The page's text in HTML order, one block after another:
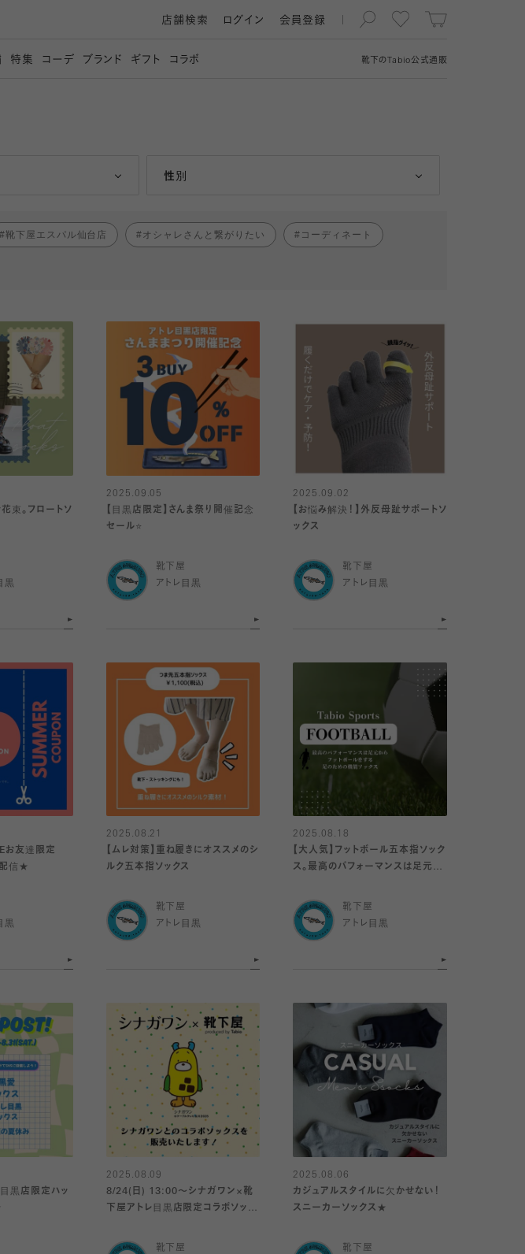
靴下の Tabio公式通販
店舗検索 ログイン 会員登録
特集 コーデ ブランド ギフト コラボ
性別
女性
靴下屋エスパル仙台店 オシャレさんと繋がりたい コーディネート
束。フロートソ
黒
2025.09.05
【目黒店限定】さんま祭り開催記念
セール⭐️
靴下屋
アトレ目黒
2025.09.02
【お悩み解決！】外反母趾サポートソ
ックス
靴下屋
アトレ目黒
お友達限定
信★
黒
2025.08.21
【ムレ対策】重ね履きにオススメのシ
ルク五本指ソックス
靴下屋
アトレ目黒
2025.08.18
【大人気】フットボール五本指ソック
ス。最高のパフォーマンスは足元か
靴下屋
アトレ目黒
目黒店限定ハッ
2025.08.09
8/24(日) 13:00〜シナガワン×靴
下屋アトレ目黒店限定コラボソック
靴下屋
2025.08.06
カジュアルスタイルに欠かせない！
スニーカーソックス★
靴下屋